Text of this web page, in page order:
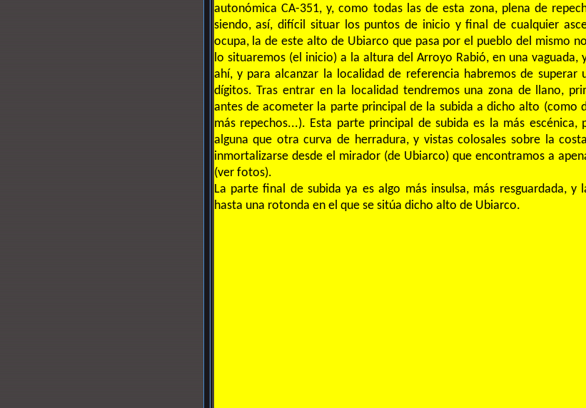
autonómica CA-351, y, como todas las de esta zona, plena de
siendo, así, difícil situar los puntos de inicio y final de cualquier
ocupa, la de este alto de Ubiarco que pasa por el pueblo del mismo
lo situaremos (el inicio) a la altura del Arroyo Rabió, en una vaguada,
ahí, y para alcanzar la localidad de referencia habremos de superar
dígitos. Tras entrar en la localidad tendremos una zona de llano,
antes de acometer la parte principal de la subida a dicho alto (como
más repechos...). Esta parte principal de subida es la más escénica,
alguna que otra curva de herradura, y vistas colosales sobre la
inmortalizarse desde el mirador (de Ubiarco) que encontramos a
(ver fotos).
La parte final de subida ya es algo más insulsa, más resguardada, y
hasta una rotonda en el que se sitúa dicho alto de Ubiarco.